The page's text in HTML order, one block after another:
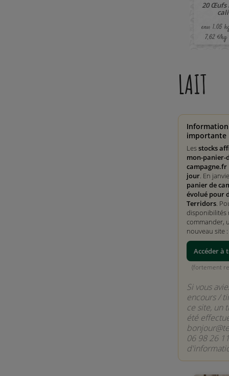
20 Œufs
env. 1.05
7,62 €/kg
LAIT
Information
importante
Lesstocks
mon-panier-
campagne.fr
jour. En
panier de
évolué pour
Terridors.
disponibilités
commander,
nouveau site :
Accéder à
(fortement
Si vous
encours /
ce site, un
été
06 98 26